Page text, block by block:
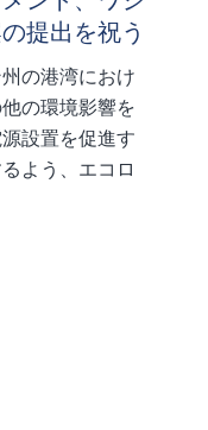
提出を祝う
の港湾におけ
の環境影響を
設置を促進す
よう、エコロ